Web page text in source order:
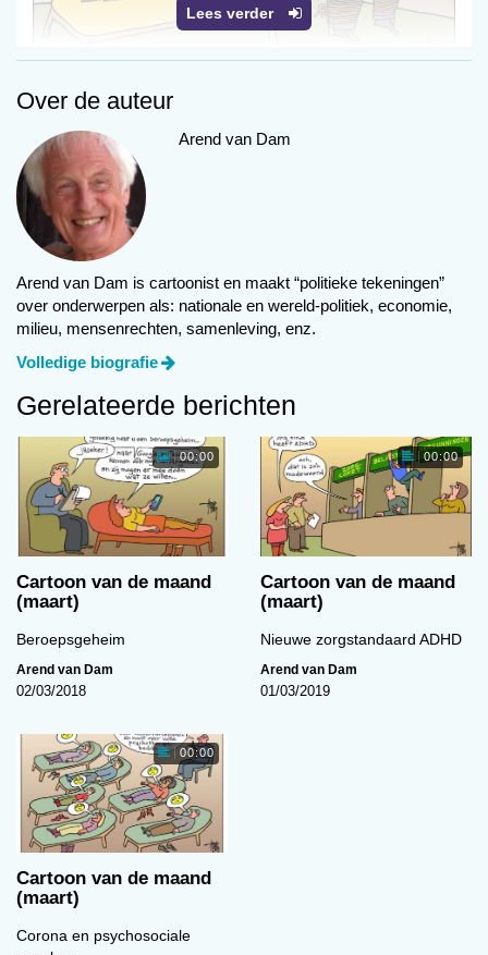
Lees verder
Meest gelezen
Werkt roken schizofrenie in de hand?
Cartoon van de maand (juni)
Over de auteur
Arend van Dam
Arend van Dam is cartoonist en maakt “politieke tekeningen”
over onderwerpen als: nationale en wereld-politiek, economie,
milieu, mensenrechten, samenleving, enz.
Volledige biografie
Gerelateerde berichten
00:00
Cartoon van de maand
(maart)
Beroepsgeheim
Arend van Dam
02/03/2018
00:00
Cartoon van de maand
(maart)
Nieuwe zorgstandaard ADHD
Arend van Dam
01/03/2019
00:00
Cartoon van de maand
(maart)
Corona en psychosociale